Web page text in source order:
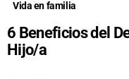
Vida en familia
6 Beneficios del
Hijo/a